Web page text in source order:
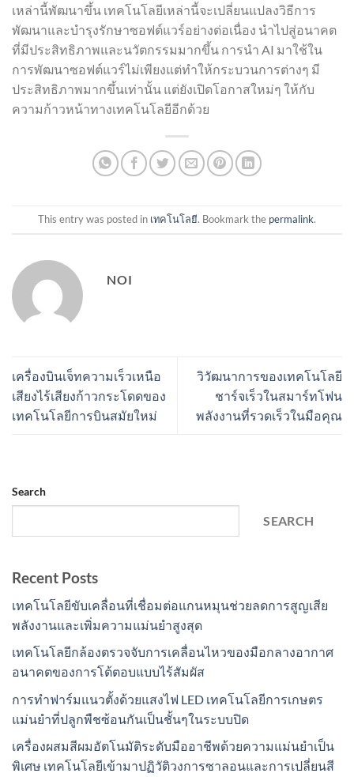
เหล่านี้พัฒนาขึ้น เทคโนโลยีเหล่านี้จะเปลี่ยนแปลงวิธีการ
พัฒนาและบำรุงรักษาซอฟต์แวร์อย่างต่อเนื่อง นำไปสู่อนาคต
ที่มีประสิทธิภาพและนวัตกรรมมากขึ้น การนำ AI มาใช้ใน
การพัฒนาซอฟต์แวร์ไม่เพียงแต่ทำให้กระบวนการต่างๆ มี
ประสิทธิภาพมากขึ้นเท่านั้น แต่ยังเปิดโอกาสใหม่ๆ ให้กับ
ความก้าวหน้าทางเทคโนโลยีอีกด้วย
This entry was posted in เทคโนโลยี. Bookmark the permalink.
NOI
เครื่องบินเจ็ทความเร็วเหนือ
เสียงไร้เสียงก้าวกระโดดของ
เทคโนโลยีการบินสมัยใหม่
วิวัฒนาการของเทคโนโลยี
ชาร์จเร็วในสมาร์ทโฟน
พลังงานที่รวดเร็วในมือคุณ
Search
SEARCH
Recent Posts
เทคโนโลยีขับเคลื่อนที่เชื่อมต่อแกนหมุนช่วยลดการสูญเสีย
พลังงานและเพิ่มความแม่นยำสูงสุด
เทคโนโลยีกล้องตรวจจับการเคลื่อนไหวของมือกลางอากาศ
อนาคตของการโต้ตอบแบบไร้สัมผัส
การทำฟาร์มแนวตั้งด้วยแสงไฟ LED เทคโนโลยีการเกษตร
แม่นยำที่ปลูกพืชซ้อนกันเป็นชั้นๆในระบบปิด
เครื่องผสมสีผมอัตโนมัติระดับมืออาชีพด้วยความแม่นยำเป็น
พิเศษ เทคโนโลยีเข้ามาปฏิวัติวงการซาลอนและการเปลี่ยนสี